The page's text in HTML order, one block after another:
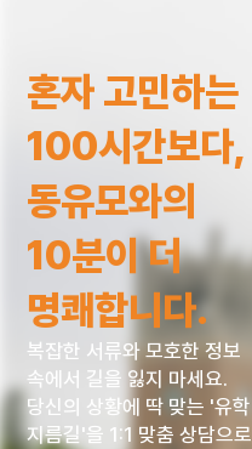
혼자 고민하는
100시간보다,
동유모와의
10분이 더
명쾌합니다.
복잡한 서류와 모호한 정보
속에서 길을 잃지 마세요.
당신의 상황에 딱 맞는 '유학
지름길'을 1:1 맞춤 상담으로